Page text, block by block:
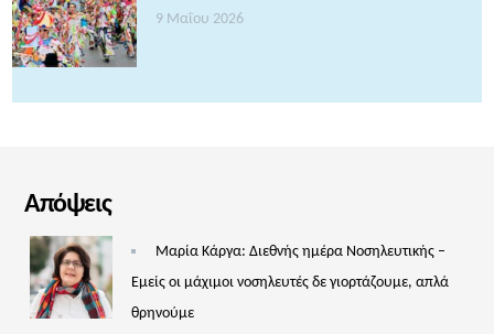
9 Μαΐου 2026
Απόψεις
Μαρία Κάργα: Διεθνής ημέρα Νοσηλευτικής –
Εμείς οι μάχιμοι νοσηλευτές δε γιορτάζουμε, απλά
θρηνούμε